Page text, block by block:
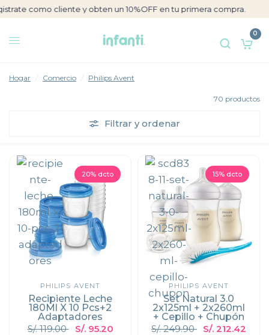
como cliente y obten un 10%OFF en tu primera compra.
0
Hogar / Comercio / Philips Avent
70 productos
Filtrar y ordenar
20% dcto
PHILIPS AVENT
Recipiente Leche
180Ml X 10 Pcs+2
Adaptadores
S/. 119.00
S/. 95.20
15% dcto
PHILIPS AVENT
Set Natural 3.0
2x125ml + 2x260ml
+ Cepillo + Chupón
S/. 249.90 S/. 212.42